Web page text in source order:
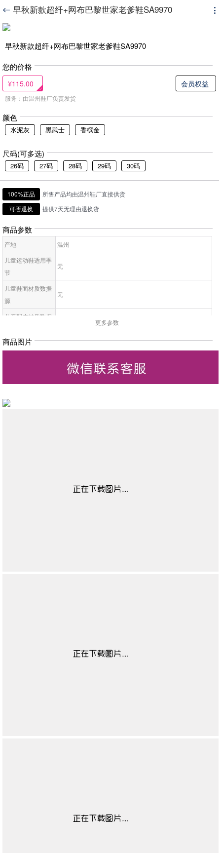
 早秋新款超纤+网布巴黎世家老爹鞋SA9970 
早秋新款超纤+网布巴黎世家老爹鞋SA9970
您的价格
¥115.00 会员权益
服务：由温州鞋厂负责发货
颜色
水泥灰 黑武士 香槟金
尺码(可多选)
26码 27码 28码 29码 30码
100%正品
所售产品均由温州鞋厂直接供货
可否退换
提供7天无理由退换货
商品参数
产地
温州
儿童运动鞋适用季
节
无
儿童鞋面材质数据
源
无
儿童配皮材质数据
童鞋运动鞋分类数
无
据源
儿童适用性别数据
更多参数
商品图片